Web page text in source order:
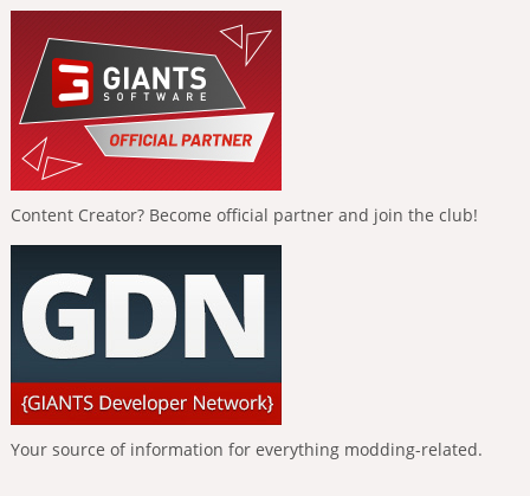
Content Creator? Become official partner and join the club!
Your source of information for everything modding-related.